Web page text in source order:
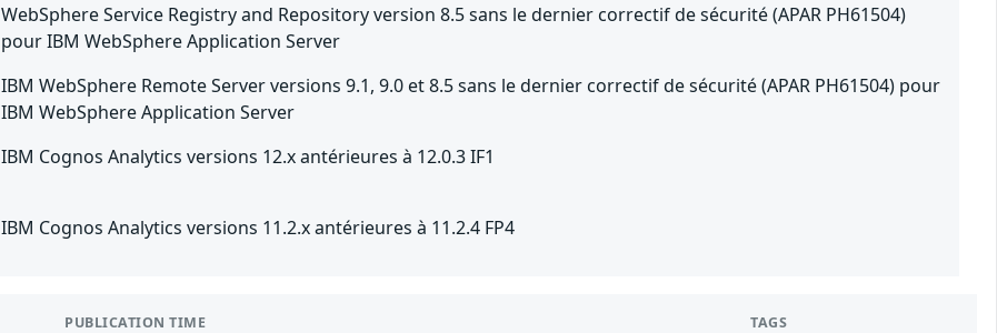
WebSphere Service Registry and Repository version 8.5 sans le dernier correctif de sécurité (APAR PH61504)
pour IBM WebSphere Application Server
IBM WebSphere Remote Server versions 9.1, 9.0 et 8.5 sans le dernier correctif de sécurité (APAR PH61504) pour
IBM WebSphere Application Server
IBM Cognos Analytics versions 12.x antérieures à 12.0.3 IF1
IBM Cognos Analytics versions 11.2.x antérieures à 11.2.4 FP4
PUBLICATION TIME TAGS